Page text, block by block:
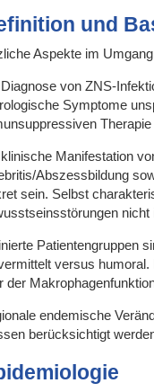
und
Aspekte im
von ZNS-
Symptome
Manifestation
Abszessbildung
sein. Selbst
Patientengruppen
versus humoral.
der
endemische
berücksichtigt